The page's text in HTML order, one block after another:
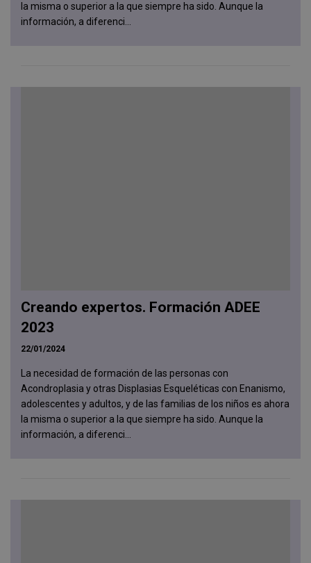
la misma o superior a la que siempre ha sido. Aunque la
información, a diferenci...
Creando expertos. Formación ADEE
2023
22/01/2024
La necesidad de formación de las personas con
Acondroplasia y otras Displasias Esqueléticas con Enanismo,
adolescentes y adultos, y de las familias de los niños es ahora
la misma o superior a la que siempre ha sido. Aunque la
información, a diferenci...